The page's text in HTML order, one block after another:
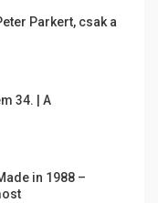
Parkert, csak a
34. | A
in 1988 –